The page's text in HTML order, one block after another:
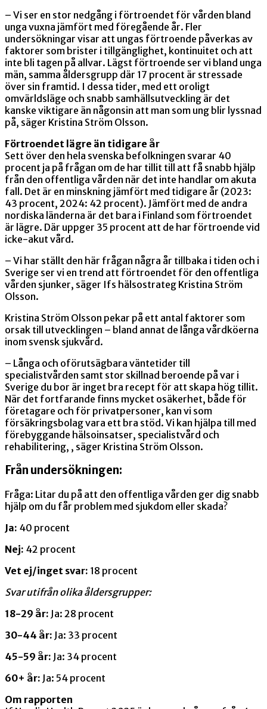
– Vi ser en stor nedgång i förtroendet för vården bland
unga vuxna jämfört med föregående år. Fler
undersökningar visar att ungas förtroende påverkas av
faktorer som brister i tillgänglighet, kontinuitet och att
inte bli tagen på allvar. Lägst förtroende ser vi bland unga
män, samma åldersgrupp där 17 procent är stressade
över sin framtid. I dessa tider, med ett oroligt
omvärldsläge och snabb samhällsutveckling är det
kanske viktigare än någonsin att man som ung blir lyssnad
på, säger Kristina Ström Olsson.
Förtroendet lägre än tidigare år
Sett över den hela svenska befolkningen svarar 40
procent ja på frågan om de har tillit till att få snabb hjälp
från den offentliga vården när det inte handlar om akuta
fall. Det är en minskning jämfört med tidigare år (2023:
43 procent, 2024: 42 procent). Jämfört med de andra
nordiska länderna är det bara i Finland som förtroendet
är lägre. Där uppger 35 procent att de har förtroende vid
icke-akut vård.
– Vi har ställt den här frågan några år tillbaka i tiden och i
Sverige ser vi en trend att förtroendet för den offentliga
vården sjunker, säger Ifs hälsostrateg Kristina Ström
Olsson.
Kristina Ström Olsson pekar på ett antal faktorer som
orsak till utvecklingen – bland annat de långa vårdköerna
inom svensk sjukvård.
– Långa och oförutsägbara väntetider till
specialistvården samt stor skillnad beroende på var i
Sverige du bor är inget bra recept för att skapa hög tillit.
När det fortfarande finns mycket osäkerhet, både för
företagare och för privatpersoner, kan vi som
försäkringsbolag vara ett bra stöd. Vi kan hjälpa till med
förebyggande hälsoinsatser, specialistvård och
rehabilitering, , säger Kristina Ström Olsson.
Från undersökningen:
Fråga: Litar du på att den offentliga vården ger dig snabb
hjälp om du får problem med sjukdom eller skada?
Ja: 40 procent
Nej: 42 procent
Vet ej/inget svar: 18 procent
Svar utifrån olika åldersgrupper:
18-29 år: Ja: 28 procent
30-44 år: Ja: 33 procent
45-59 år: Ja: 34 procent
60+ år: Ja: 54 procent
Om rapporten